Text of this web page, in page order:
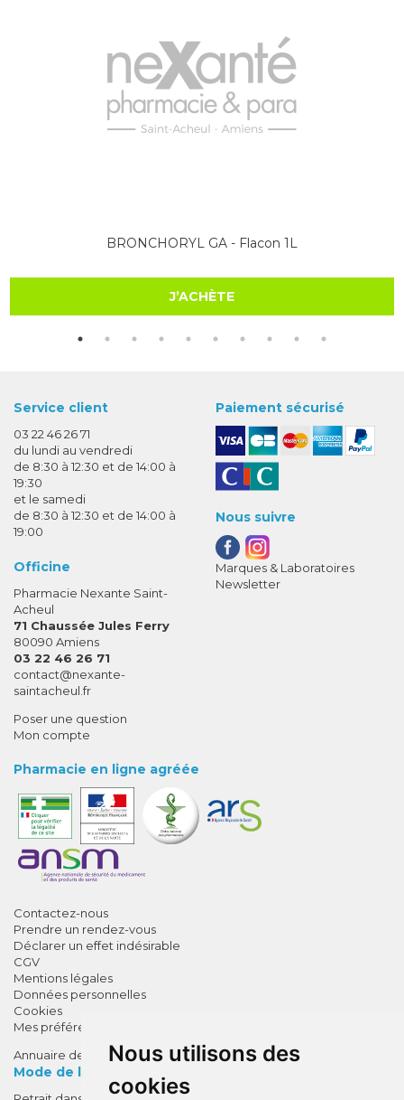
Nous utilisons des
cookies
BRONCHORYL GA - Flacon 1L
J’ACHÈTE
Service client
03 22 46 26 71
du lundi au vendredi
de 8:30 à 12:30 et de 14:00 à
19:30
et le samedi
de 8:30 à 12:30 et de 14:00 à
19:00
Officine
Pharmacie Nexante Saint-
Acheul
71 Chaussée Jules Ferry
80090 Amiens
03 22 46 26 71
contact-
@-
nexante-
saintacheul.fr
Poser une question
Mon compte
Paiement sécurisé
Nous suivre
Marques & Laboratoires
Newsletter
Pharmacie en ligne agréée
Contactez-nous
Prendre un rendez-vous
Déclarer un effet indésirable
CGV
Mentions légales
Données personnelles
Cookies
Mes préférences Cookies
Annuaire des pharmacies
Mode de livraison